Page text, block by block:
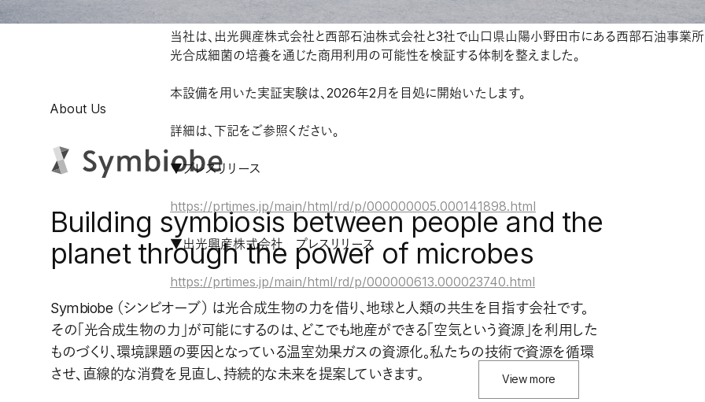
About Us
Building symbiosis between people and the
planet through the power of microbes
Symbiobe （シンビオーブ） は光合成生物の力を借り、地球と人類の共生を目指す会社です。
その「光合成生物の力」が可能にするのは、どこでも地産ができる「空気という資源」を利用した
ものづくり、環境課題の要因となっている温室効果ガスの資源化。私たちの技術で資源を循環
させ、直線的な消費を見直し、持続的な未来を提案していきます。
当社は、出光興産株式会社と西部石油株式会社と3社で山口県山陽小野田市にある西部石油事業所
光合成細菌の培養を通じた商用利用の可能性を検証する体制を整えました。
本設備を用いた実証実験は、2026年2月を目処に開始いたします。
詳細は、下記をご参照ください。
▼プレスリリース
https://prtimes.jp/main/html/rd/p/000000005.000141898.html
▼出光興産株式会社 プレスリリース
https://prtimes.jp/main/html/rd/p/000000613.000023740.html
View more